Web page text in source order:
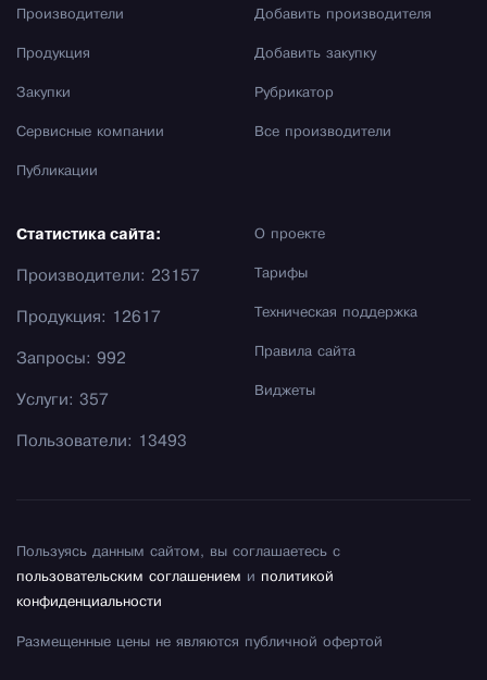
Производители
Продукция
Закупки
Сервисные компании
Публикации
Добавить производителя
Добавить закупку
Рубрикатор
Все производители
О проекте
Тарифы
Техническая поддержка
Правила сайта
Виджеты
Статистика сайта:
Производители: 23157
Продукция: 12617
Запросы: 992
Услуги: 357
Пользователи: 13493
Пользуясь данным сайтом, вы соглашаетесь с
пользовательским соглашением и политикой
конфиденциальности
Размещенные цены не являются публичной офертой